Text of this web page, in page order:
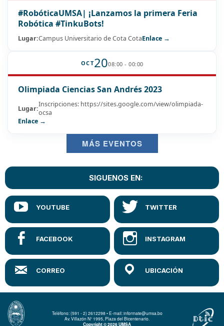
#RobóticaUMSA| ¡Lanzamos la primera Feria
Robótica #TinkuBots!
Lugar:Campus Universitario de Cota CotaEnlace →
OCT2008:00 - 00:00
Olimpiada Ciencias San Andrés 2023
Lugar:Inscripciones: https://sites.google.com/view/olimpiada-
ocsa
Enlace →
MÁS EVENTOS
SIGUENOS EN:
Teléfono: (591 - 2) 2612298 • E-mail: informate@umsa.bo
Av. Villazón N° 1995, Plaza del Bicentenario.
Copyright © 2026 UMSA